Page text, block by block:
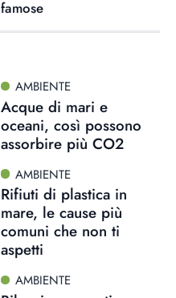
famose
AMBIENTE
Acque di mari e
oceani, così possono
assorbire più CO2
AMBIENTE
Rifiuti di plastica in
mare, le cause più
comuni che non ti
aspetti
AMBIENTE